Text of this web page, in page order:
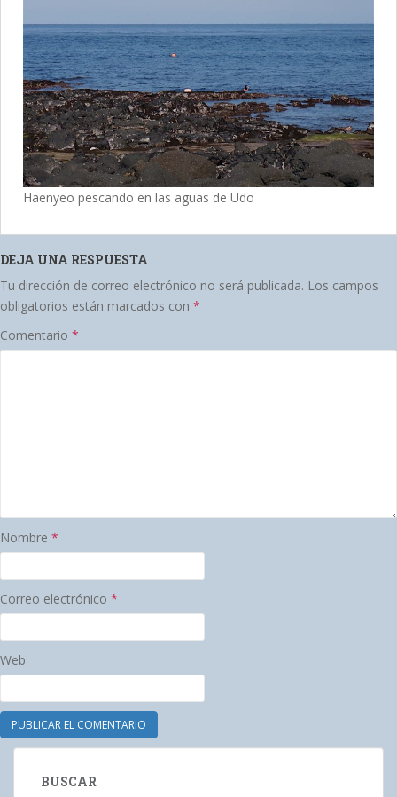
Haenyeo pescando en las aguas de Udo
DEJA UNA RESPUESTA
Tu dirección de correo electrónico no será publicada. Los campos
obligatorios están marcados con *
Comentario *
Nombre *
Correo electrónico *
Web
BUSCAR